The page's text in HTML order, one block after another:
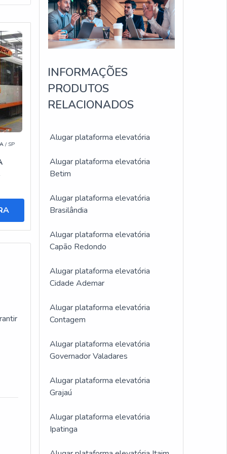
/ SP
INFORMAÇÕES
PRODUTOS
RELACIONADOS
Alugar plataforma elevatória
Alugar plataforma elevatória
Betim
Alugar plataforma elevatória
Brasilândia
Alugar plataforma elevatória
Capão Redondo
Alugar plataforma elevatória
Cidade Ademar
Alugar plataforma elevatória
Contagem
Alugar plataforma elevatória
Governador Valadares
Alugar plataforma elevatória
Grajaú
Alugar plataforma elevatória
Ipatinga